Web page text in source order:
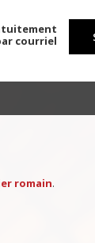
courriel
romain.